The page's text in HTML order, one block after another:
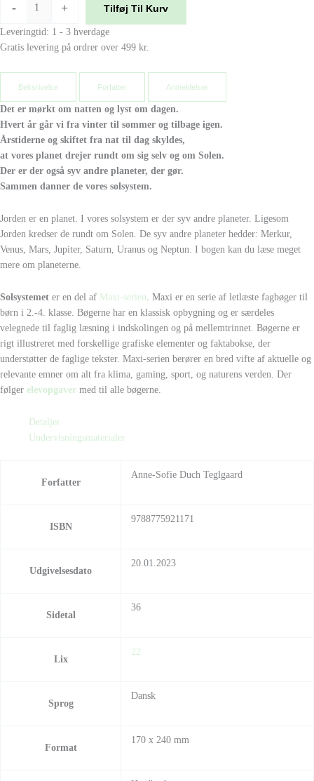
- + Tilføj Til Kurv
Leveringtid: 1 - 3 hverdage
Gratis levering på ordrer over 499 kr.
Beksrivelse Forfatter Anmeldelser
Det er mørkt om natten og lyst om dagen.
Hvert år går vi fra vinter til sommer og tilbage igen.
Årstiderne og skiftet fra nat til dag skyldes,
at vores planet drejer rundt om sig selv og om Solen.
Der er der også syv andre planeter, der gør.
Sammen danner de vores solsystem.
Jorden er en planet. I vores solsystem er der syv andre planeter. Ligesom
Jorden kredser de rundt om Solen. De syv andre planeter hedder: Merkur,
Venus, Mars, Jupiter, Saturn, Uranus og Neptun. I bogen kan du læse meget
mere om planeterne.
Solsystemet er en del af Maxi-serien. Maxi er en serie af letlæste fagbøger til
børn i 2.-4. klasse. Bøgerne har en klassisk opbygning og er særdeles
velegnede til faglig læsning i indskolingen og på mellemtrinnet. Bøgerne er
rigt illustreret med forskellige grafiske elementer og faktabokse, der
understøtter de faglige tekster. Maxi-serien berører en bred vifte af aktuelle og
relevante emner om alt fra klima, gaming, sport, og naturens verden. Der
følger elevopgaver med til alle bøgerne.
Detaljer
Undervisningsmaterialer
Forfatter
Anne-Sofie Duch Teglgaard
ISBN
9788775921171
Udgivelsesdato
20.01.2023
Sidetal
36
Lix
22
Sprog
Dansk
Format
170 x 240 mm